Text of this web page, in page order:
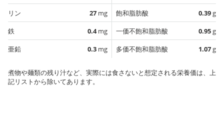
リン
27 mg
鉄
0.4mg
亜鉛
0.3 mg
飽和脂肪酸
0.39g
一価不飽和脂肪酸
0.95g
多価不飽和脂肪酸
1.07g
煮物や麺類の残り汁など、実際には食さないと想定される栄養価は、上
記リストから除いてあります。